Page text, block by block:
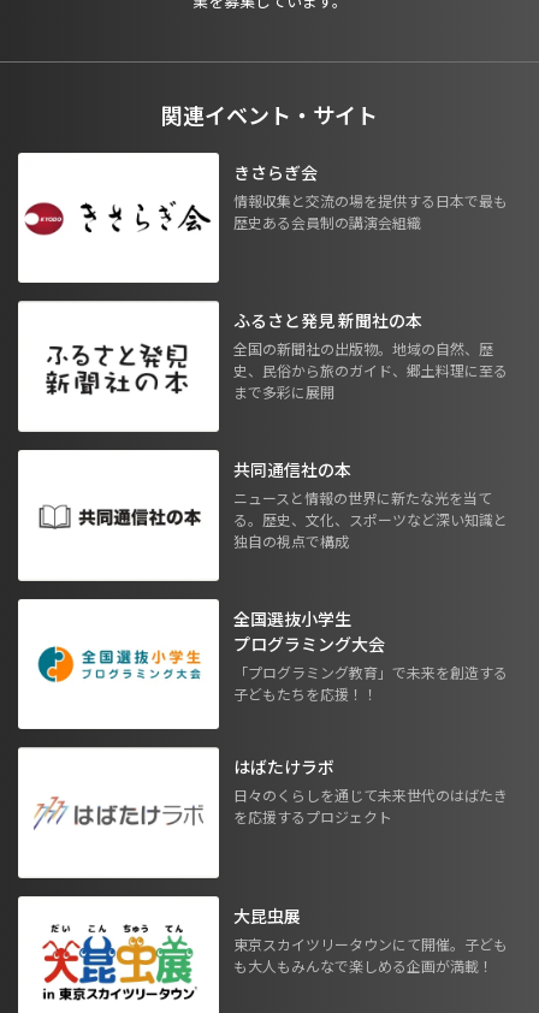
関連イベント・サイト
きさらぎ会
情報収集と交流の場を提供する日本で最も
歴史ある会員制の講演会組織
ふるさと発見 新聞社の本
全国の新聞社の出版物。地域の自然、歴
史、民俗から旅のガイド、郷土料理に至る
まで多彩に展開
共同通信社の本
ニュースと情報の世界に新たな光を当て
る。歴史、文化、スポーツなど深い知識と
独自の視点で構成
全国選抜小学生
プログラミング大会
「プログラミング教育」で未来を創造する
子どもたちを応援！！
はばたけラボ
日々のくらしを通じて未来世代のはばたき
を応援するプロジェクト
大昆虫展
東京スカイツリータウンにて開催。子ども
も大人もみんなで楽しめる企画が満載！